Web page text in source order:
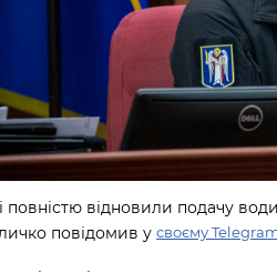
повністю відновили подачу
повідомив у своєму